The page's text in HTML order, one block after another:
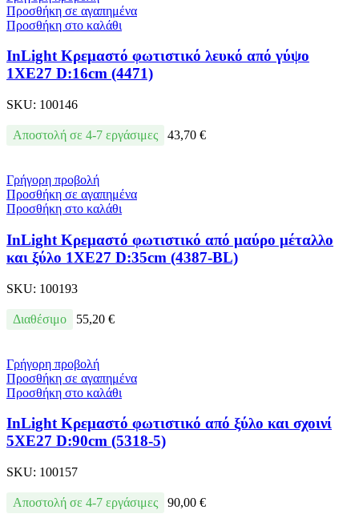
Προσθήκη σε αγαπημένα
Προσθήκη στο καλάθι
InLight Κρεμαστό φωτιστικό λευκό από γύψο
1XE27 D:16cm (4471)
SKU: 100146
Αποστολή σε 4-7 εργάσιμες 43,70 €
Γρήγορη προβολή
Προσθήκη σε αγαπημένα
Προσθήκη στο καλάθι
InLight Κρεμαστό φωτιστικό από μαύρο μέταλλο
και ξύλο 1XE27 D:35cm (4387-BL)
SKU: 100193
Διαθέσιμο 55,20 €
Γρήγορη προβολή
Προσθήκη σε αγαπημένα
Προσθήκη στο καλάθι
InLight Κρεμαστό φωτιστικό από ξύλο και σχοινί
5XE27 D:90cm (5318-5)
SKU: 100157
Αποστολή σε 4-7 εργάσιμες 90,00 €